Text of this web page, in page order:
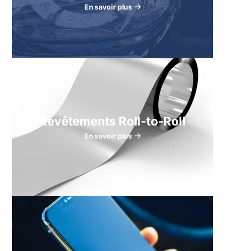
En savoir plus
Revêtements Roll-to-Roll
En savoir plus